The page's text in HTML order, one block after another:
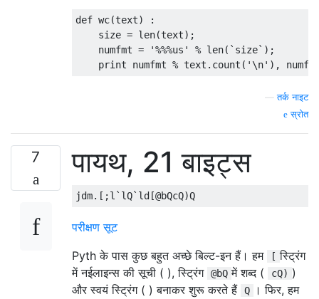
def wc(text)
:
    size
= len(text);
    numfmt
= '%%%us' % len(` size`);
print numfmt % text . count ( '\n' ),
—तर्क नाइट
स्रोत
7 पायथ, 21 बाइट्स
परीक्षण सूट
Pyth के पास कुछ बहुत अच्छे बिल्ट-इन हैं। हम
[ स्ट्रिंग
में नईलाइन्स की सूची ( ), स्ट्रिंग @bQ में शब्द ( cQ) )
और स्वयं स्ट्रिंग ( ) बनाकर शुरू करते हैं Q । फिर, हम